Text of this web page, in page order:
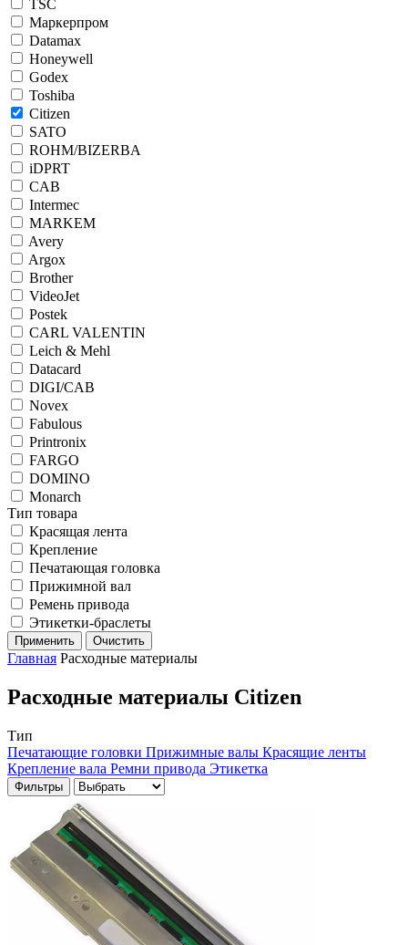
TSC
Маркерпром
Datamax
Honeywell
Godex
Toshiba
Citizen
SATO
ROHM/BIZERBA
iDPRT
CAB
Intermec
MARKEM
Avery
Argox
Brother
VideoJet
Postek
CARL VALENTIN
Leich & Mehl
Datacard
DIGI/CAB
Novex
Fabulous
Printronix
FARGO
DOMINO
Monarch
Тип товара
Красящая лента
Крепление
Печатающая головка
Прижимной вал
Ремень привода
Этикетки-браслеты
Применить Очистить
Главная Расходные материалы
Расходные материалы Citizen
Тип
Печатающие головки Прижимные валы Красящие ленты
Крепление вала Ремни привода Этикетка
Фильтры